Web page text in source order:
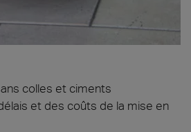
colles et ciments
et des coûts de la mise en